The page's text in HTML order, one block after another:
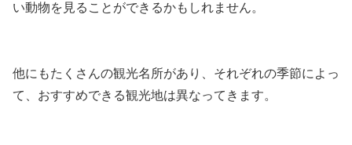
い動物を見ることができるかもしれません。
他にもたくさんの観光名所があり、それぞれの季節によっ
て、おすすめできる観光地は異なってきます。